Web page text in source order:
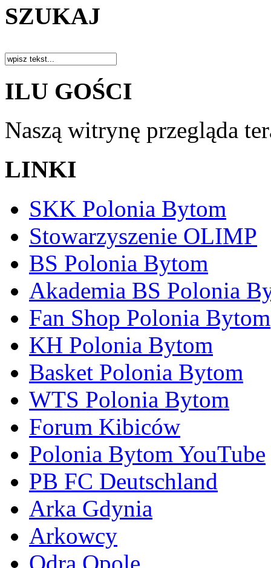
SZUKAJ
ILU GOŚCI
Naszą witrynę przegląda
LINKI
SKK Polonia Bytom
Stowarzyszenie OLIMP
BS Polonia Bytom
Akademia BS Polonia
Fan Shop Polonia Bytom
KH Polonia Bytom
Basket Polonia Bytom
WTS Polonia Bytom
Forum Kibiców
Polonia Bytom YouTube
PB FC Deutschland
Arka Gdynia
Arkowcy
Odra Opole